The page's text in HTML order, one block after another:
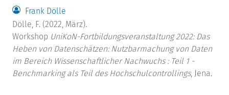
Frank Dölle
Dölle, F. (2022, März).
Workshop UniKoN-Fortbildungsveranstaltung 2022: Das
Heben von Datenschätzen: Nutzbarmachung von Daten
im Bereich Wissenschaftlicher Nachwuchs : Teil 1 -
Benchmarking als Teil des Hochschulcontrollings, Jena.